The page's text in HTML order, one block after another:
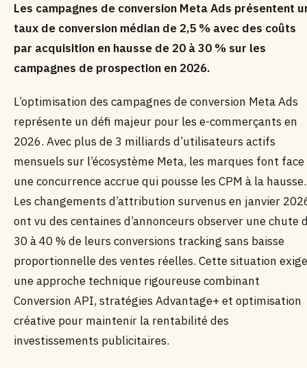
Les campagnes de conversion Meta Ads présentent
taux de conversion médian de 2,5 % avec des coûts
par acquisition en hausse de 20 à 30 % sur les
campagnes de prospection en 2026.
L’optimisation des campagnes de conversion Meta Ads
représente un défi majeur pour les e-commerçants en
2026. Avec plus de 3 milliards d’utilisateurs actifs
mensuels sur l’écosystème Meta, les marques font face
une concurrence accrue qui pousse les CPM à la hausse.
Les changements d’attribution survenus en janvier
ont vu des centaines d’annonceurs observer une chute
30 à 40 % de leurs conversions tracking sans baisse
proportionnelle des ventes réelles. Cette situation exige
une approche technique rigoureuse combinant
Conversion API, stratégies Advantage+ et optimisation
créative pour maintenir la rentabilité des
investissements publicitaires.